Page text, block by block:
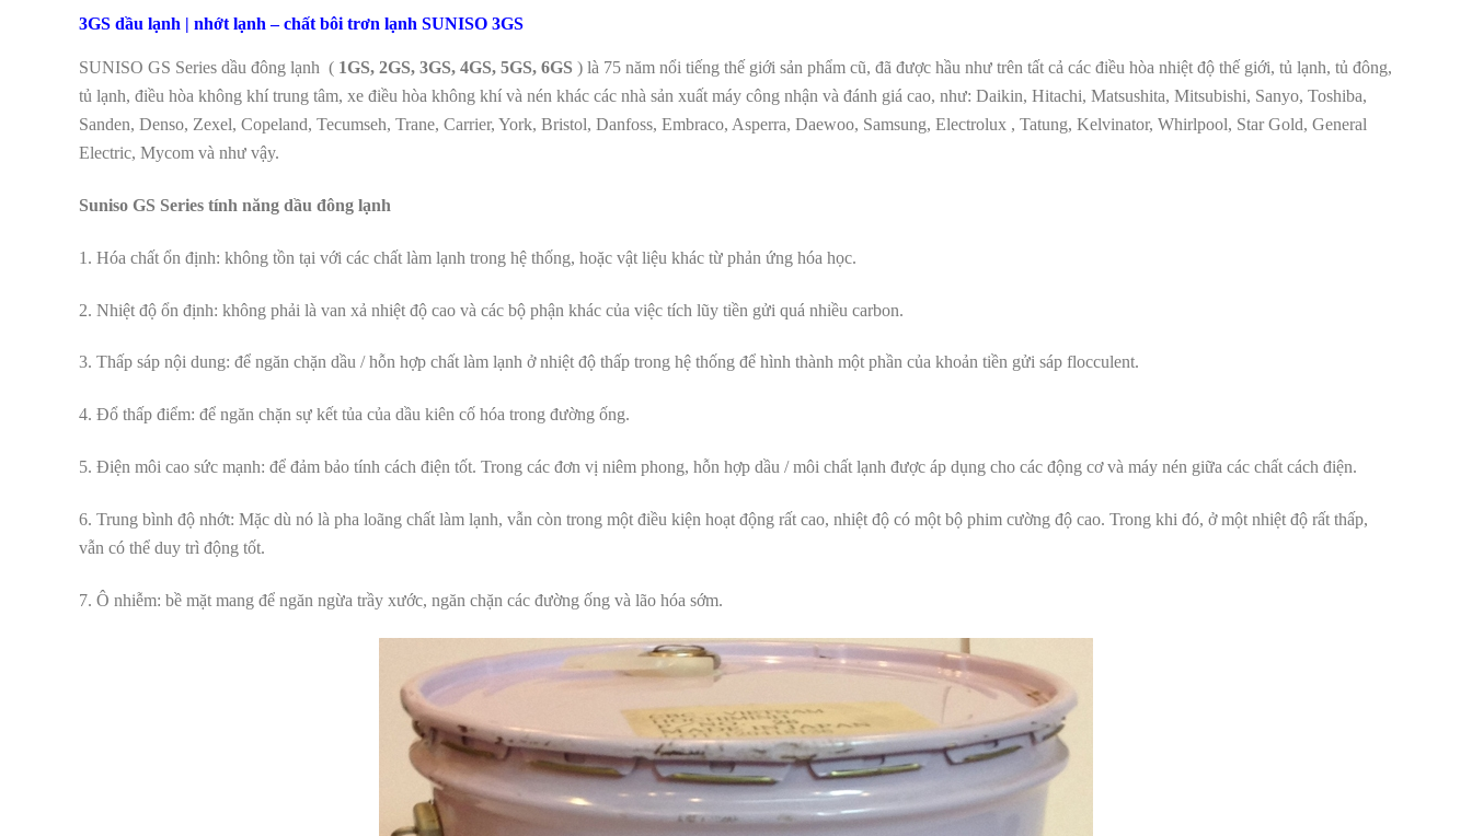
3GS dầu lạnh | nhớt lạnh – chất bôi trơn lạnh SUNISO 3GS
SUNISO GS Series dầu đông lạnh ( 1GS, 2GS, 3GS, 4GS, 5GS, 6GS ) là 75 năm nổi tiếng thế giới sản phẩm cũ, đã được hầu như trên tất cả các điều hòa nhiệt độ thế giới, tủ lạnh, tủ đông,
tủ lạnh, điều hòa không khí trung tâm, xe điều hòa không khí và nén khác các nhà sản xuất máy công nhận và đánh giá cao, như: Daikin, Hitachi, Matsushita, Mitsubishi, Sanyo, Toshiba,
Sanden, Denso, Zexel, Copeland, Tecumseh, Trane, Carrier, York, Bristol, Danfoss, Embraco, Asperra, Daewoo, Samsung, Electrolux , Tatung, Kelvinator, Whirlpool, Star Gold, General
Electric, Mycom và như vậy.
Suniso GS Series tính năng dầu đông lạnh
1. Hóa chất ổn định: không tồn tại với các chất làm lạnh trong hệ thống, hoặc vật liệu khác từ phản ứng hóa học.
2. Nhiệt độ ổn định: không phải là van xả nhiệt độ cao và các bộ phận khác của việc tích lũy tiền gửi quá nhiều carbon.
3. Thấp sáp nội dung: để ngăn chặn dầu / hỗn hợp chất làm lạnh ở nhiệt độ thấp trong hệ thống để hình thành một phần của khoản tiền gửi sáp flocculent.
4. Đổ thấp điểm: để ngăn chặn sự kết tủa của dầu kiên cố hóa trong đường ống.
5. Điện môi cao sức mạnh: để đảm bảo tính cách điện tốt. Trong các đơn vị niêm phong, hỗn hợp dầu / môi chất lạnh được áp dụng cho các động cơ và máy nén giữa các chất cách điện.
6. Trung bình độ nhớt: Mặc dù nó là pha loãng chất làm lạnh, vẫn còn trong một điều kiện hoạt động rất cao, nhiệt độ có một bộ phim cường độ cao. Trong khi đó, ở một nhiệt độ rất thấp,
vẫn có thể duy trì động tốt.
7. Ô nhiễm: bề mặt mang để ngăn ngừa trầy xước, ngăn chặn các đường ống và lão hóa sớm.